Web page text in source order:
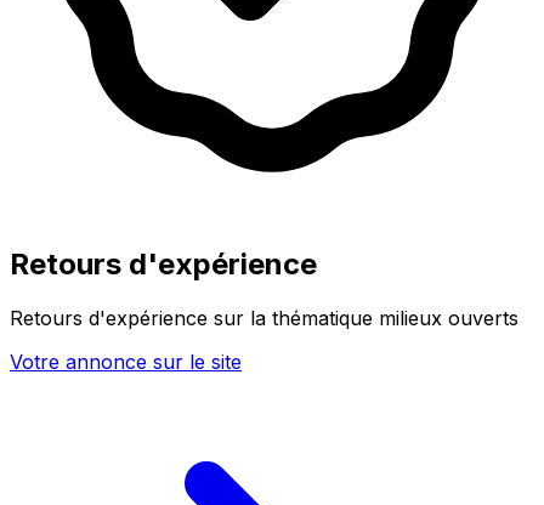
Retours d'expérience
Retours d'expérience sur la thématique milieux ouverts
Votre annonce sur le site